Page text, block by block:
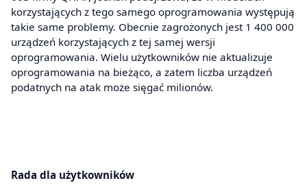
korzystających z tego samego oprogramowania występują
takie same problemy. Obecnie zagrożonych jest 1 400 000
urządzeń korzystających z tej samej wersji
oprogramowania. Wielu użytkowników nie aktualizuje
oprogramowania na bieżąco, a zatem liczba urządzeń
podatnych na atak może sięgać milionów.
Rada dla użytkowników